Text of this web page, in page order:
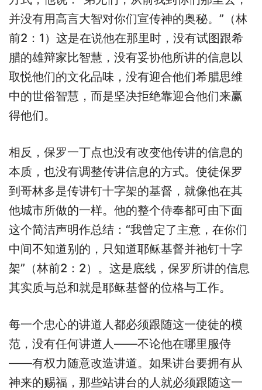
并没有用高言大智对你们宣传神的奥秘。”（林
前2：1）这是在说他在那里时，没有试图跟希
腊的雄辩家比智慧，没有妥协他所讲的信息以
取悦他们的文化品味，没有迎合他们希腊思维
中的世俗智慧，而是坚决拒绝靠迎合他们来赢
得他们。
相反，保罗一丁点也没有改变他传讲的信息的
本质，也没有调整传讲信息的方式。使徒保罗
到哥林多是传讲钉十字架的基督，就像他在其
他城市所做的一样。他的整个侍奉都可由下面
这个简洁声明作总结：“我曾定了主意，在你们
中间不知道别的，只知道耶稣基督并祂钉十字
架”（林前2：2）。这是底线，保罗所讲的信息
其实质与总和就是耶稣基督的位格与工作。
每一个忠心的讲道人都必须跟随这一使徒的模
范，没有任何讲道人——不论他在哪里服侍
——有权力随意改造讲道。如果讲台要拥有从
神来的赐福，那些站讲台的人就必须跟随这一